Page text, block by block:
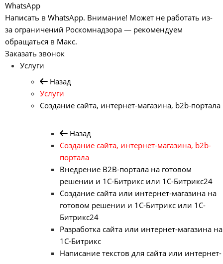
WhatsApp
Написать в WhatsApp. Внимание! Может не работать из-
за ограничений Роскомнадзора — рекомендуем
обращаться в Макс.
Заказать звонок
Услуги
Назад
Услуги
Создание сайта, интернет-магазина, b2b-портала
Назад
Создание сайта, интернет-магазина, b2b-
портала
Внедрение B2B-портала на готовом
решении и 1С-Битрикс или 1С-Битрикс24
Создание сайта или интернет-магазина на
готовом решении и 1С-Битрикс или 1С-
Битрикс24
Разработка сайта или интернет-магазина на
1С-Битрикс
Написание текстов для сайта или интернет-